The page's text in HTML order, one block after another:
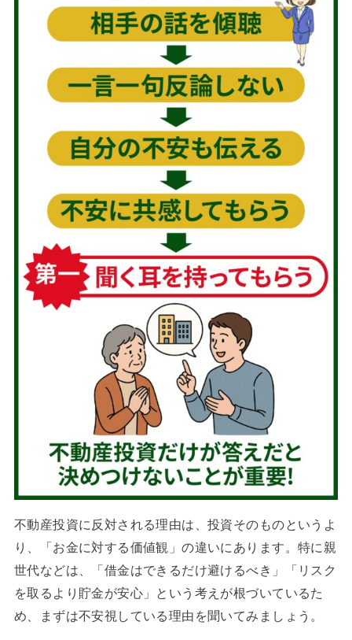
不動産投資に反対される理由は、投資そのものというよ
り、「お金に対する価値観」の違いにあります。特に親
世代などは、「借金はできるだけ避けるべき」「リスク
を取るより貯金が安心」という考えが根づいているた
め、まずは不安視している理由を聞いてみましょう。